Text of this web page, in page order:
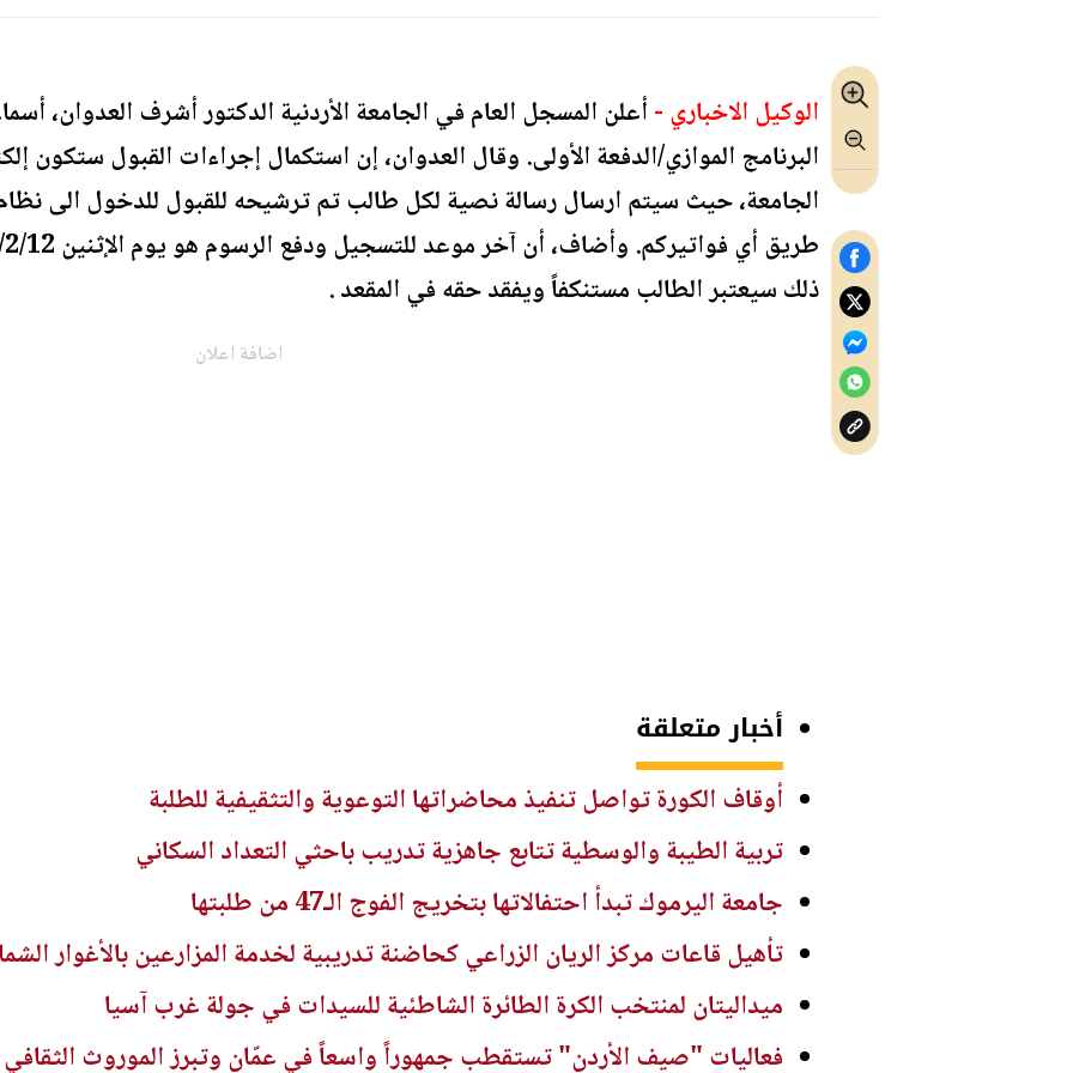
الوكيل الاخباري -أعلن المسجل العام في الجامعة الأردنية الدكتور أشرف العدوان،
البرنامج الموازي/الدفعة الأولى. وقال العدوان، إن استكمال إجراءات القبول ستكون
الجامعة، حيث سيتم ارسال رسالة نصية لكل طالب تم ترشيحه للقبول للدخول الى
ذلك سيعتبر الطالب مستنكفاً ويفقد حقه في المقعد .
اضافة اعلان
أخبار متعلقة
أوقاف الكورة تواصل تنفيذ محاضراتها التوعوية والتثقيفية للطلبة
تربية الطيبة والوسطية تتابع جاهزية تدريب باحثي التعداد السكاني
جامعة اليرموك تبدأ احتفالاتها بتخريج الفوج الـ47 من طلبتها
تأهيل قاعات مركز الريان الزراعي كحاضنة تدريبية لخدمة المزارعين بالأغوار
ميداليتان لمنتخب الكرة الطائرة الشاطئية للسيدات في جولة غرب آسيا
فعاليات "صيف الأردن" تستقطب جمهوراً واسعاً في عمّان وتبرز الموروث الثقافي